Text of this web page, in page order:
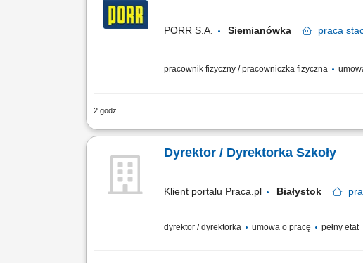
PORR S.A. Siemianówka praca
pracownik fizyczny / pracowniczka fizyczna
2 godz.
Opis stanowiska: Prowadzenie prac związanych z
Dyrektor / Dyrektorka Szkoły
Klient portalu Praca.pl Białystok
dyrektor / dyrektorka umowa o pracę pełny etat